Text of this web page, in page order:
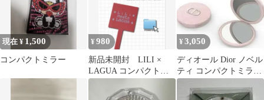
現在 ¥ 1,500
コンパクトミラー
¥980
新品未開封 LILI ×
LAGUA コンパクトミ
ラー ノベルティ
¥ 3,050
ディオール Dior ノベル
ティ コンパクトミラー
2024新作